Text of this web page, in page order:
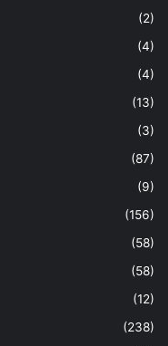
(2)
(4)
(4)
(13)
(3)
(87)
(9)
(156)
(58)
(58)
(12)
(238)